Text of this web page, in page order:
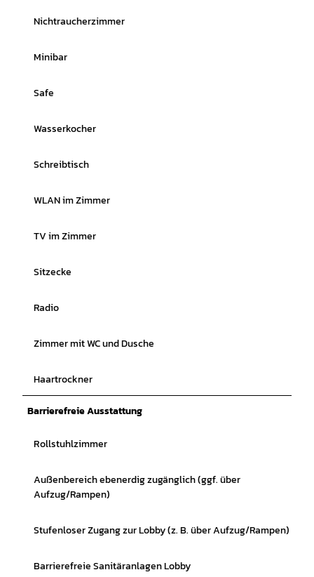
Nichtraucherzimmer
Minibar
Safe
Wasserkocher
Schreibtisch
WLAN im Zimmer
TV im Zimmer
Sitzecke
Radio
Zimmer mit WC und Dusche
Haartrockner
Barrierefreie Ausstattung
Rollstuhlzimmer
Außenbereich ebenerdig zugänglich (ggf. über
Aufzug/Rampen)
Stufenloser Zugang zur Lobby (z. B. über Aufzug/Rampen)
Barrierefreie Sanitäranlagen Lobby